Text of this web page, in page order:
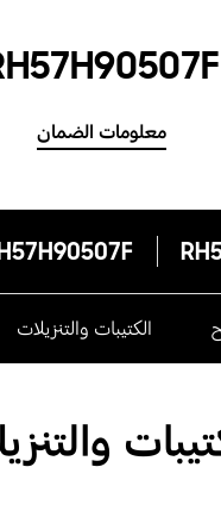
معلومات الضمان
الكتيبات والتنزيلات